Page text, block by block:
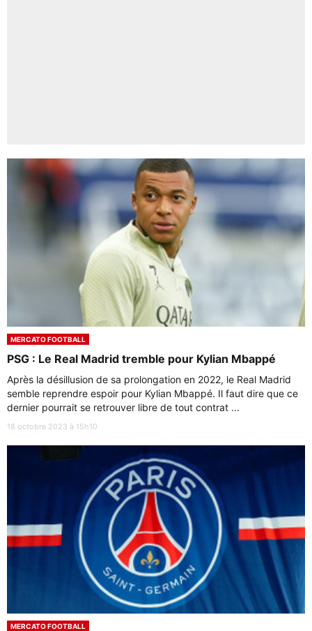
MERCATO FOOTBALL
PSG : Le Real Madrid tremble pour Kylian Mbappé
Après la désillusion de sa prolongation en 2022, le Real Madrid
semble reprendre espoir pour Kylian Mbappé. Il faut dire que ce
dernier pourrait se retrouver libre de tout contrat ...
18 octobre 2023 à 15h10
MERCATO FOOTBALL